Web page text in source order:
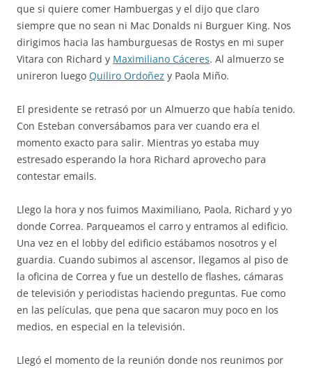
que si quiere comer Hambuergas y el dijo que claro
siempre que no sean ni Mac Donalds ni Burguer King. Nos
dirigimos hacia las hamburguesas de Rostys en mi super
Vitara con Richard y Maximiliano Cáceres. Al almuerzo se
unireron luego Quiliro Ordoñez y Paola Miño.
El presidente se retrasó por un Almuerzo que había tenido.
Con Esteban conversábamos para ver cuando era el
momento exacto para salir. Mientras yo estaba muy
estresado esperando la hora Richard aprovecho para
contestar emails.
Llego la hora y nos fuimos Maximiliano, Paola, Richard y yo
donde Correa. Parqueamos el carro y entramos al edificio.
Una vez en el lobby del edificio estábamos nosotros y el
guardia. Cuando subimos al ascensor, llegamos al piso de
la oficina de Correa y fue un destello de flashes, cámaras
de televisión y periodistas haciendo preguntas. Fue como
en las películas, que pena que sacaron muy poco en los
medios, en especial en la televisión.
Llegó el momento de la reunión donde nos reunimos por